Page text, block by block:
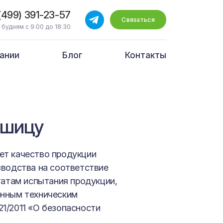
391-23-57
с 9:00 до 18:30
Связаться
Блог Контакты
качество продукции
на соответствие
испытания продукции,
техническим
2011 «О безопасности